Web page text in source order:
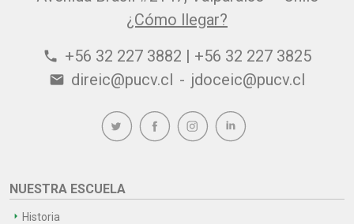
¿Cómo llegar?
phone +56 32 227 3882 | +56 32 227 3825
email direic@pucv.cl - jdoceic@pucv.cl
NUESTRA ESCUELA
Historia